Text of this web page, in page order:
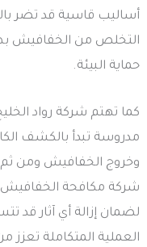
أساليب قاسية قد تضر
التخلص من الخفافيش
حماية البيئة.
كما تهتم شركة رواد
مدروسة تبدأ بالكشف
وخروج الخفافيش ومن ثم
شركة مكافحة الخفافيش
لضمان إزالة أي آثار
العملية المتكاملة تعزز